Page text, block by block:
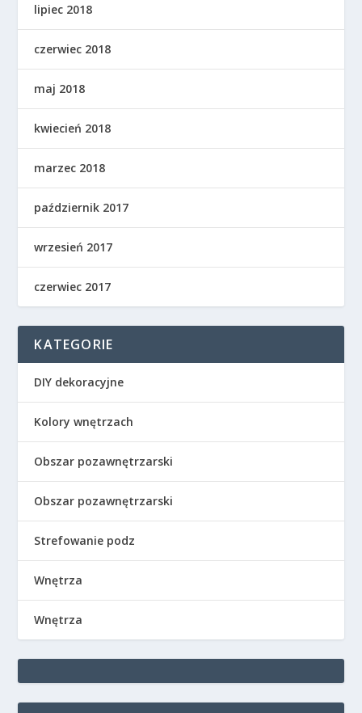
lipiec 2018
czerwiec 2018
maj 2018
kwiecień 2018
marzec 2018
październik 2017
wrzesień 2017
czerwiec 2017
KATEGORIE
DIY dekoracyjne
Kolory wnętrzach
Obszar pozawnętrzarski
Obszar pozawnętrzarski
Strefowanie podz
Wnętrza
Wnętrza